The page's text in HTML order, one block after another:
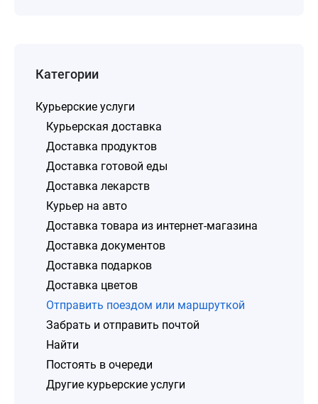
Категории
Курьерские услуги
Курьерская доставка
Доставка продуктов
Доставка готовой еды
Доставка лекарств
Курьер на авто
Доставка товара из интернет-магазина
Доставка документов
Доставка подарков
Доставка цветов
Отправить поездом или маршруткой
Забрать и отправить почтой
Найти
Постоять в очереди
Другие курьерские услуги